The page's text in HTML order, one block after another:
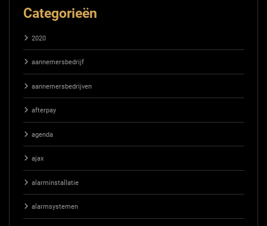
Categorieën
2020
aannemersbedrijf
aannemersbedrijven
afterpay
agenda
ajax
alarminstallatie
alarmsystemen